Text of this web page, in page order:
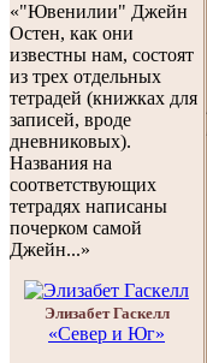
«"Ювенилии" Джейн
Остен, как они
известны нам, состоят
из трех отдельных
тетрадей (книжках для
записей, вроде
дневниковых).
Названия на
соответствующих
тетрадях написаны
почерком самой
Джейн...»
Элизабет Гаскелл
«Север и Юг»